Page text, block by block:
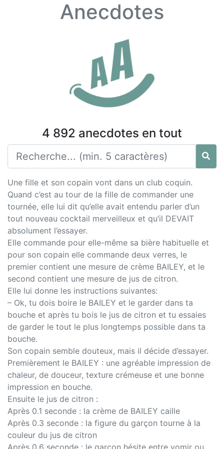
Anecdotes
4 892 anecdotes en tout
Une fille et son copain vont dans un club coquin.
Quand c’est au tour de la fille de commander une
tournée, elle lui dit qu’elle avait entendu parler d’un
tout nouveau cocktail merveilleux et qu’il DEVAIT
absolument l’essayer.
Elle commande pour elle-même sa bière habituelle et
pour son copain elle commande deux verres, le
premier contient une mesure de crème BAILEY, et le
second contient une mesure de jus de citron.
Elle lui donne les instructions suivantes:
– Ok, tu dois boire le BAILEY et le garder dans ta
bouche et après tu bois le jus de citron et tu essaies
de garder le tout le plus longtemps possible dans ta
bouche.
Son copain semble douteux, mais il décide d’essayer.
Premièrement le BAILEY : une agréable impression de
chaleur, de douceur, texture crémeuse et une bonne
impression en bouche.
Ensuite le jus de citron :
Après 0.1 seconde : la crème de BAILEY caille
Après 0.3 seconde : la figure du garçon tourne à la
couleur du jus de citron
Après 0.6 seconde : le garçon hésite entre vomir ou